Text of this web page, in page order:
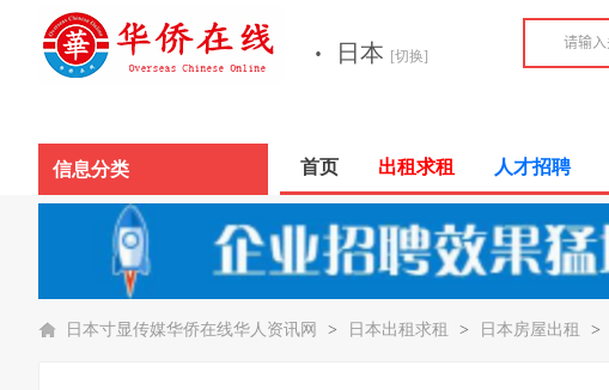
· 日本 [切换]
信息分类 首页 出租求租 人才招聘
日本寸显传媒华侨在线华人资讯网 > 日本出租求租 > 日本房屋出租 >